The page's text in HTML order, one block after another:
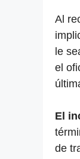
Al
le
el
El
de